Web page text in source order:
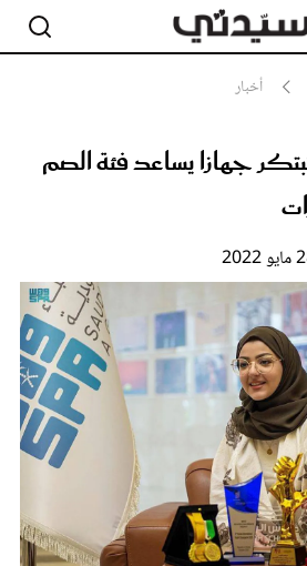
أخبار
جهازا يساعد فئة الصم